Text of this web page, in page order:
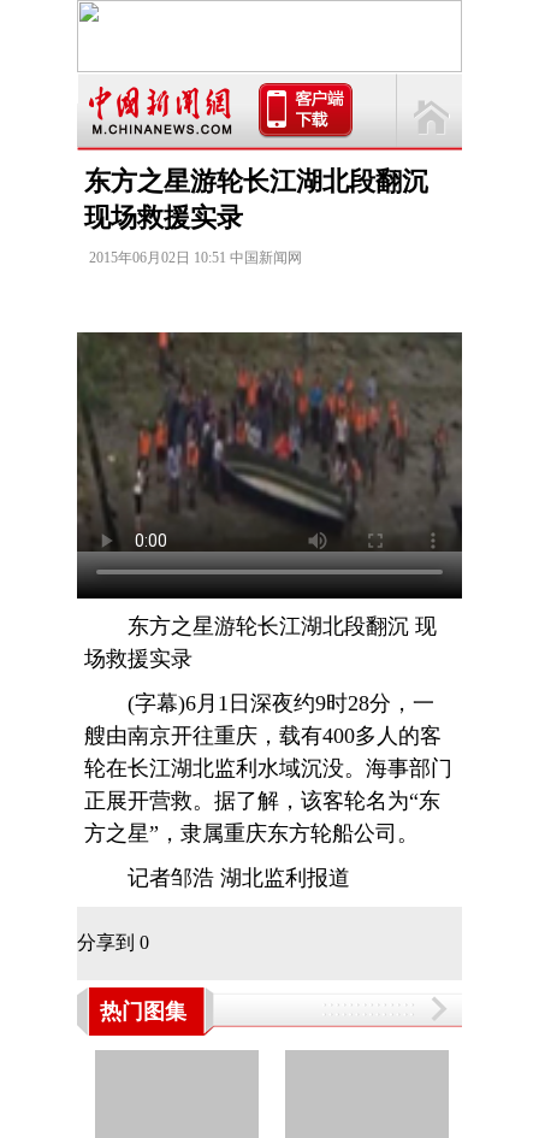
东方之星游轮长江湖北段翻沉
现场救援实录
2015年06月02日 10:51 中国新闻网
东方之星游轮长江湖北段翻沉 现
场救援实录
(字幕)6月1日深夜约9时28分，一
艘由南京开往重庆，载有400多人的客
轮在长江湖北监利水域沉没。海事部门
正展开营救。据了解，该客轮名为“东
方之星”，隶属重庆东方轮船公司。
记者邹浩 湖北监利报道
分享到 0
热门图集